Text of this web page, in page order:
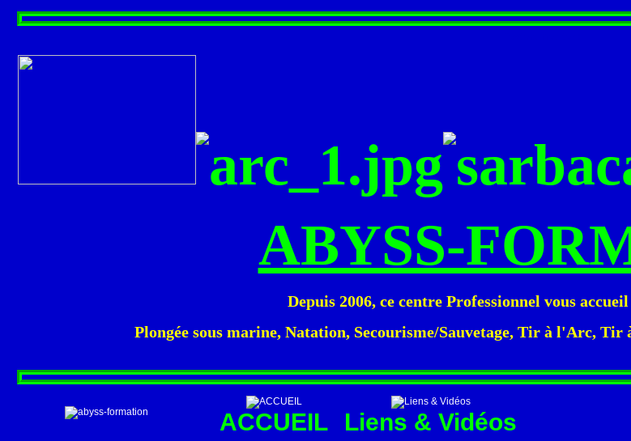
ABYSS-
Depuis 2006, ce centre Professionnel vous
Plongée sous marine, Natation, Secourisme/Sauvetage, Tir à l'Arc, Tir
ACCUEIL Liens & Vidéos